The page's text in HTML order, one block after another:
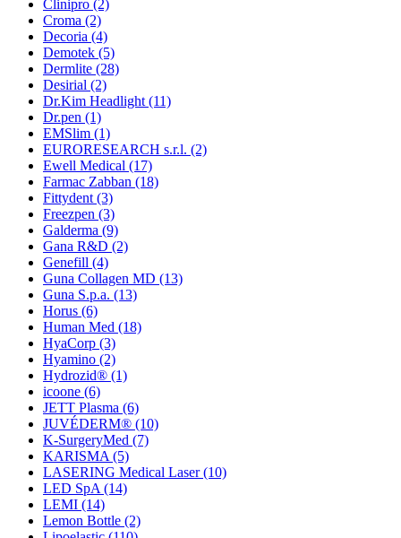
Clinipro (2)
Croma (2)
Decoria (4)
Demotek (5)
Dermlite (28)
Desirial (2)
Dr.Kim Headlight (11)
Dr.pen (1)
EMSlim (1)
EURORESEARCH s.r.l. (2)
Ewell Medical (17)
Farmac Zabban (18)
Fittydent (3)
Freezpen (3)
Galderma (9)
Gana R&D (2)
Genefill (4)
Guna Collagen MD (13)
Guna S.p.a. (13)
Horus (6)
Human Med (18)
HyaCorp (3)
Hyamino (2)
Hydrozid® (1)
icoone (6)
JETT Plasma (6)
JUVÉDERM® (10)
K-SurgeryMed (7)
KARISMA (5)
LASERING Medical Laser(10)
LED SpA (14)
LEMI (14)
Lemon Bottle (2)